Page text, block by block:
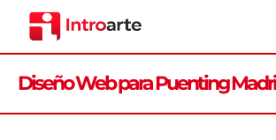
Saltar
contenido
Diseño Web para Puenting